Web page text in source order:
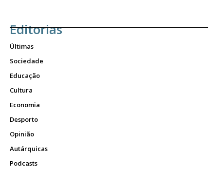
Editorias
Últimas
Sociedade
Educação
Cultura
Economia
Desporto
Opinião
Autárquicas
Podcasts